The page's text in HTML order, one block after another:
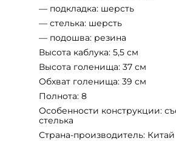
— подкладка: шерсть
— стелька: шерсть
— подошва: резина
Высота каблука: 5,5 см
Высота голенища: 37 см
Обхват голенища: 39 см
Полнота: 8
Особенности конструкции:
стелька
Страна-производитель: Китай